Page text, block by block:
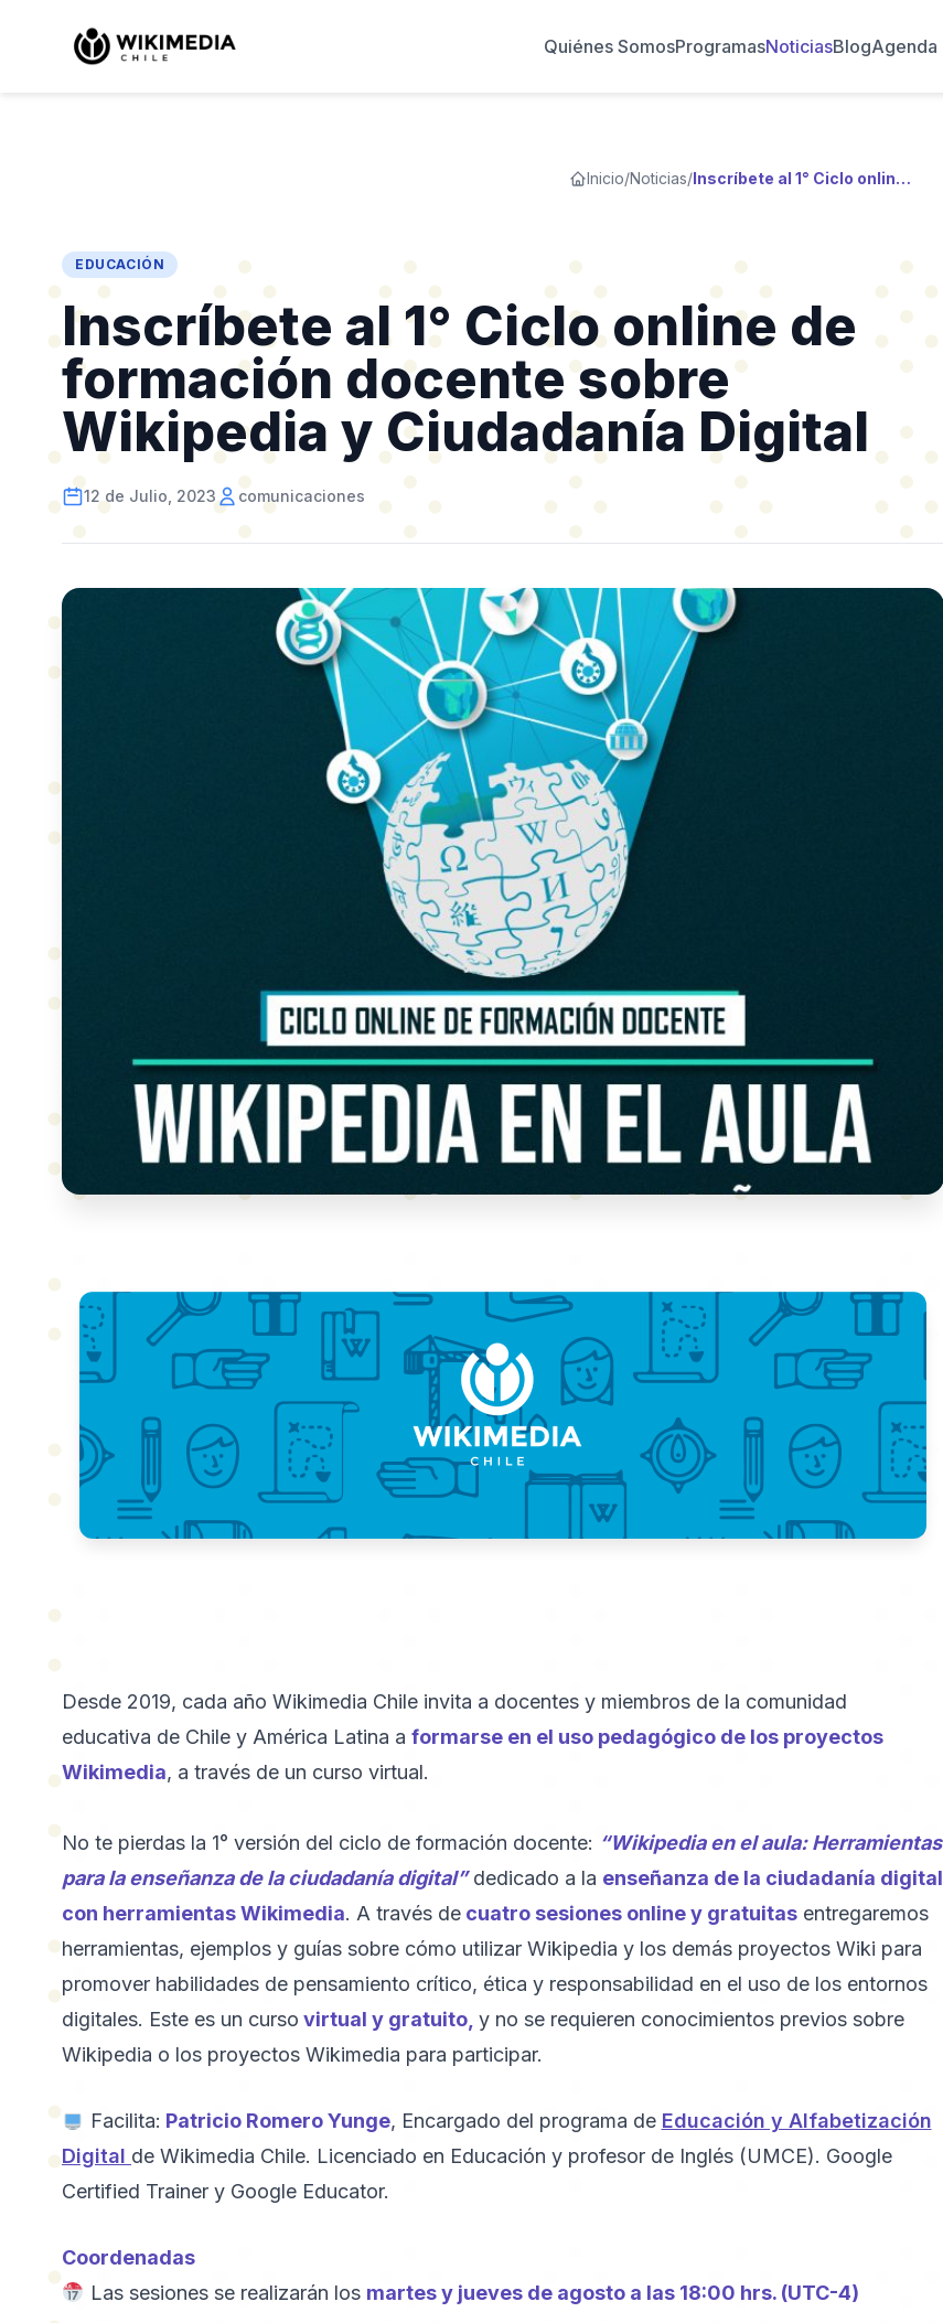
Quiénes SomosProgramasNoticiasBlogAgenda
Inicio/Noticias/ Inscríbete al 1° Ciclo online de formación docente sobre Wikipedia y Ciudadanía Digital
EDUCACIÓN
Inscríbete al 1° Ciclo online de
formación docente sobre
Wikipedia y Ciudadanía Digital
12 de Julio, 2023 comunicaciones
Desde 2019, cada año Wikimedia Chile invita a docentes y miembros de la comunidad
educativa de Chile y América Latina a formarse en el uso pedagógico de los proyectos
Wikimedia, a través de un curso virtual.
No te pierdas la 1° versión del ciclo de formación docente: “Wikipedia en el aula: Herramientas
para la enseñanza de la ciudadanía digital”dedicado a la enseñanza de la ciudadanía digital
con herramientas Wikimedia. A través de cuatro sesiones online y gratuitas entregaremos
herramientas, ejemplos y guías sobre cómo utilizar Wikipedia y los demás proyectos Wiki para
promover habilidades de pensamiento crítico, ética y responsabilidad en el uso de los entornos
digitales. Este es un curso virtual y gratuito, y no se requieren conocimientos previos sobre
Wikipedia o los proyectos Wikimedia para participar.
Facilita: Patricio Romero Yunge, Encargado del programa de Educación y Alfabetización
Digital de Wikimedia Chile. Licenciado en Educación y profesor de Inglés (UMCE). Google
Certified Trainer y Google Educator.
Coordenadas
Las sesiones se realizarán los martes y jueves de agosto a las 18:00 hrs. (UTC-4)